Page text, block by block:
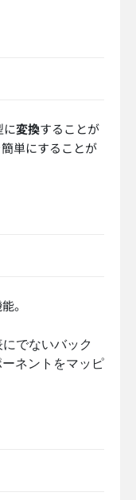
に変換することが
単にすることが
。
でないバック
ネントをマッピ